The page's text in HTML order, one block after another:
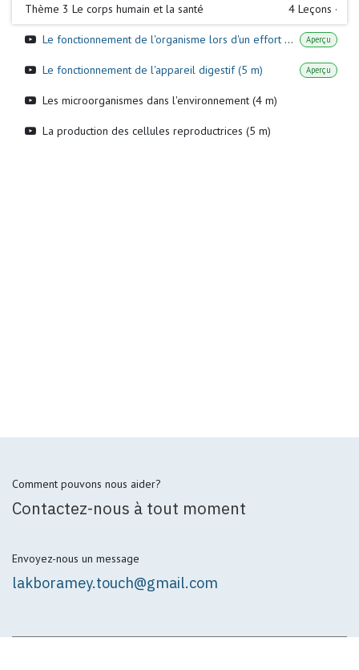
Thème 3 Le corps humain et la santé 4 Leçons ·
Le fonctionnement de l'organisme lors d'un effort musculaire (5 m) Aperçu
Le fonctionnement de l'appareil digestif (5 m) Aperçu
Les microorganismes dans l'environnement (4 m)
La production des cellules reproductrices (5 m)
Comment pouvons nous aider?
Contactez-nous à tout moment
Envoyez-nous un message
lakboramey.touch@gmail.com